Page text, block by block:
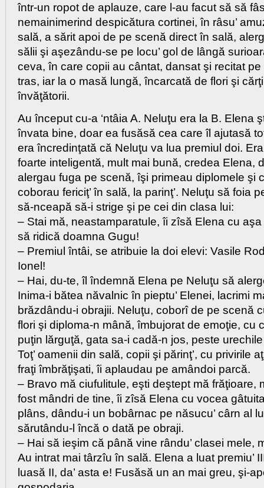
într-un ropot de aplauze, care l-au facut să să
nemainimerind despicătura cortinei, în râsu’
sală, a sărit apoi de pe scenă direct în sală,
sălii şi aşezându-se pe locu’ gol de lângă
ceva, în care copii au cântat, dansat şi recitat
tras, iar la o masă lungă, încarcată de flori şi
învăţătorii.
Au început cu-a ‘ntâia A. Neluţu era la B. Elena
învata bine, doar ea fusăsă cea care îl ajutasă
era încredinţată că Neluţu va lua premiul doi.
foarte inteligentă, mult mai bună, credea Elena,
alergau fuga pe scenă, îşi primeau diplomele şi
coborau fericiţ’ în sală, la parinţ’. Neluţu să foia
să-nceapă să-i strige şi pe cei din clasa lui:
– Stai mă, neastamparatule, îi zîsă Elena cu
să ridică doamna Gugu!
– Premiul întâi, se atribuie la doi elevi: Vasile
Ionel!
– Hai, du-te, îl îndemnă Elena pe Neluţu să
Inima-i bătea năvalnic în pieptu’ Elenei, lacrimi
brăzdându-i obrajii. Neluţu, coborî de pe scenă
flori şi diploma-n mână, îmbujorat de emoţie, cu
puţin lărguţă, gata sa-i cadă-n jos, peste
Toţ’ oamenii din sală, copii şi părinţ’, cu privirile
fraţi îmbrăţişati, îi aplaudau pe amândoi parcă.
– Bravo mă ciufulitule, eşti deştept mă frăţioare,
fost mândri de tine, îi zîsă Elena cu vocea
plâns, dându-i un bobârnac pe năsucu’ cârn al
sărutându-l încă o dată pe obraji.
– Hai să ieşim că până vine rându’ clasei mele,
Au intrat mai târzîu în sală. Elena a luat premiu’
luasă II, da’ asta e! Fusăsă un an mai greu, şi-